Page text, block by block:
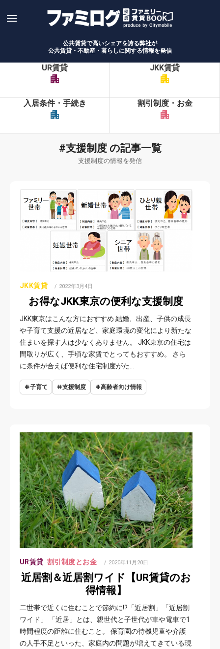
公共賃貸で高いシェアを誇る弊社が
公共賃貸・不動産・暮らしに関する情報を発信
UR賃貸
apartment
JKK賃貸
apartment
入居条件・手続き
apartment
割引制度・お金
apartment
#支援制度 の記事一覧
支援制度の情報を発信
JKK賃貸
POSTED
2022年3月4日
お得なJKK東京の便利な支援制度
JKK東京はこんな方におすすめ 結婚、出産、子供の成長
や子育て支援の近居など、家庭環境の変化により新たな
住まいを探す人は少なくありません。 JKK東京の住宅は
間取りが広く、手頃な家賃でとってもおすすめ。 さら
に条件が合えば便利な住宅制度がた…
子育て 支援制度 高齢者向け情報
UR賃貸 割引制度とお金
POSTED
2020年11月20日
近居割＆近居割ワイド【UR賃貸のお
得情報】
二世帯で近くに住むことで節約に!?「近居割」「近居割
ワイド」 「近居」とは、親世代と子世代が車や電車で1
時間程度の距離に住むこと。 保育園の待機児童や介護
の人手不足といった、家庭内の問題が増えてきている現